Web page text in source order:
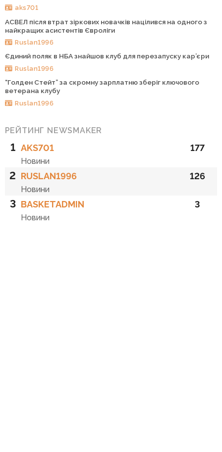
aks701
АСВЕЛ після втрат зіркових новачків націлився на одного з
найкращих асистентів Євроліги
Ruslan1996
Єдиний поляк в НБА знайшов клуб для перезапуску кар’єри
Ruslan1996
“Голден Стейт” за скромну зарплатню зберіг ключового
ветерана клубу
Ruslan1996
РЕЙТИНГ NEWSMAKER
1 AKS701
Новини
177
2 RUSLAN1996
Новини
126
3 BASKETADMIN
Новини
3